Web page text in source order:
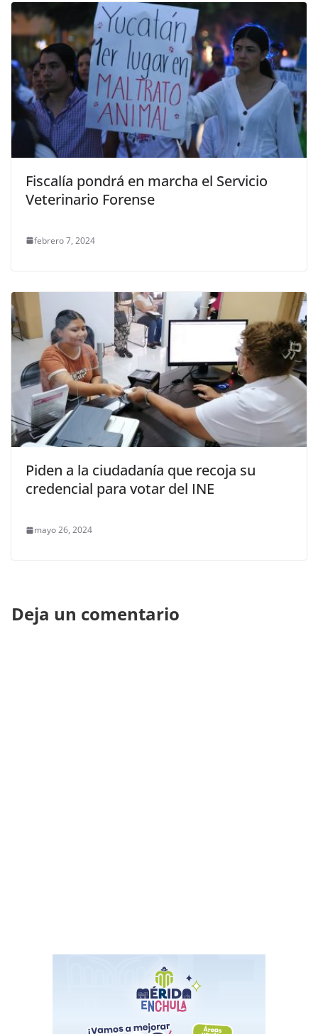
Fiscalía pondrá en marcha el Servicio
Veterinario Forense
febrero 7, 2024
Piden a la ciudadanía que recoja su
credencial para votar del INE
mayo 26, 2024
Deja un comentario